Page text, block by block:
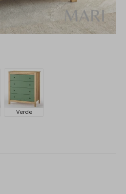
Verde